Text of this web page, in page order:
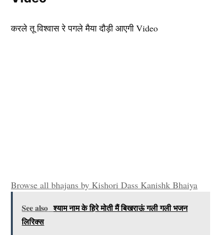
करले तू विश्वास रे पगले मैया दौड़ी आएगी Video
Browse all bhajans by Kishori Dass Kanishk Bhaiya
See also श्याम नाम के हिरे मोती मैं बिखराऊं गली गली भजन
लिरिक्स